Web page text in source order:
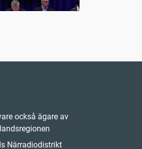
också ägare av
Närradiodistrikt